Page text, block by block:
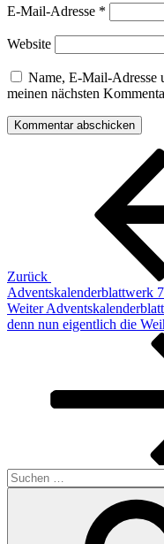
E-Mail-Adresse *
Website
Name, E-Mail-Adresse
meinen nächsten
Zurück
Adventskalenderblattwerk
Nächster
Beitrag
Weiter
denn nun eigentlich die
Suche
nach: